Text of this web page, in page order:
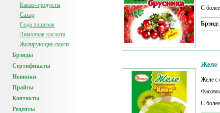
Какао-продукты
Сахар
Сода пищевая
Лимонная кислота
Желирующие смеси
Брэнды
Сертификаты
Новинки
Прайсы
Контакты
Рецепты
С
Брэнд:
Желе
Желе с
С